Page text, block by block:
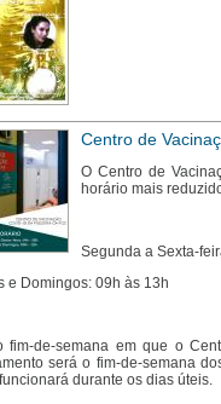
Centro de
O Centro de
horário mais
Segunda a Sexta-
e Domingos: 09h às 13h
fim-de-semana em que o
será o fim-de-semana
durante os dias úteis.